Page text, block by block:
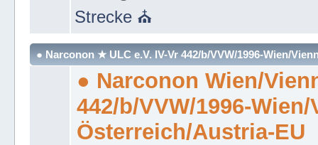
Strecke ⛪
● Narconon ★ ULC e.V. IV-Vr 442/b/VVW/1996-Wien/
● Narconon Wien/
442/b/VVW/1996-Wien/
Österreich/Austria-EU